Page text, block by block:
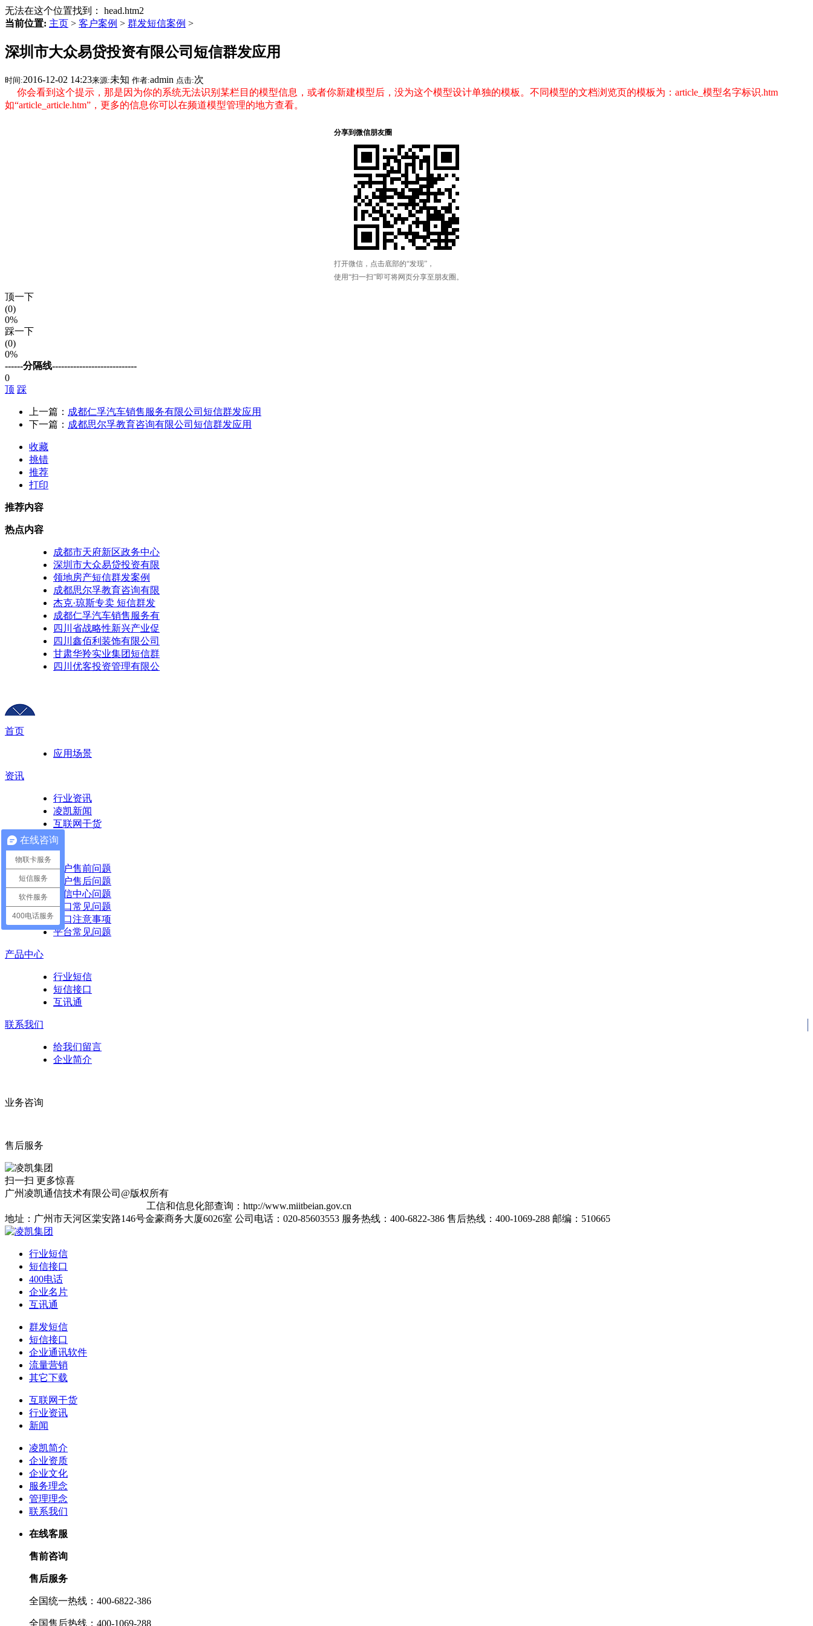
无法在这个位置找到： head.htm2
当前位置: 主页 > 客户案例 > 群发短信案例 >
深圳市大众易贷投资有限公司短信群发应用
时间:2016-12-02 14:23来源:未知 作者:admin 点击:次
你会看到这个提示，那是因为你的系统无法识别某栏目的模型信息，或者你新建模型后，没为这个模型设计单独的模板。不同模型的文档浏览页的模板为：article_模型名字标识.htm
如“article_article.htm”，更多的信息你可以在频道模型管理的地方查看。
顶一下
(0)
0%
踩一下
(0)
0%
------分隔线----------------------------
0
顶 踩
上一篇： 成都仁孚汽车销售服务有限公司短信群发应用
下一篇： 成都思尔孚教育咨询有限公司短信群发应用
收藏
挑错
推荐
打印
推荐内容
热点内容
成都市天府新区政务中心
深圳市大众易贷投资有限
领地房产短信群发案例
成都思尔孚教育咨询有限
杰克·琼斯专卖 短信群发
成都仁孚汽车销售服务有
四川省战略性新兴产业促
四川鑫佰利装饰有限公司
甘肃华羚实业集团短信群
四川优客投资管理有限公
首页
应用场景
资讯
行业资讯
凌凯新闻
互联网干货
常见问题
客户售前问题
客户售后问题
短信中心问题
接口常见问题
接口注意事项
平台常见问题
产品中心
行业短信
短信接口
互讯通
联系我们
给我们留言
企业简介
业务咨询
售后服务
扫一扫 更多惊喜
广州凌凯通信技术有限公司@版权所有
工信和信息化部查询：http://www.miitbeian.gov.cn
地址：广州市天河区棠安路146号金豪商务大厦6026室 公司电话：020-85603553 服务热线：400-6822-386 售后热线：400-1069-288 邮编：510665
行业短信
短信接口
400电话
企业名片
互讯通
群发短信
短信接口
企业通讯软件
流量营销
其它下载
互联网干货
行业资讯
新闻
凌凯简介
企业资质
企业文化
服务理念
管理理念
联系我们
在线客服
售前咨询
售后服务
全国统一热线：400-6822-386
全国售后热线：400-1069-288
在线咨询
物联卡服务
短信服务
软件服务
400电话服务